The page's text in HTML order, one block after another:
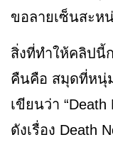
ขอลายเซ็นสะห
สิ่งที่ทำให้คลิปนี้
คืนคือ สมุดที่หนุ่
เขียนว่า
ดังเรื่อง Death